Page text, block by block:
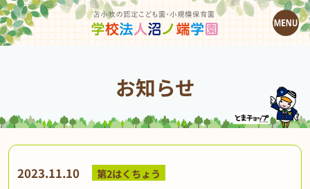
お知らせ
2023.11.10 第2はくちょう